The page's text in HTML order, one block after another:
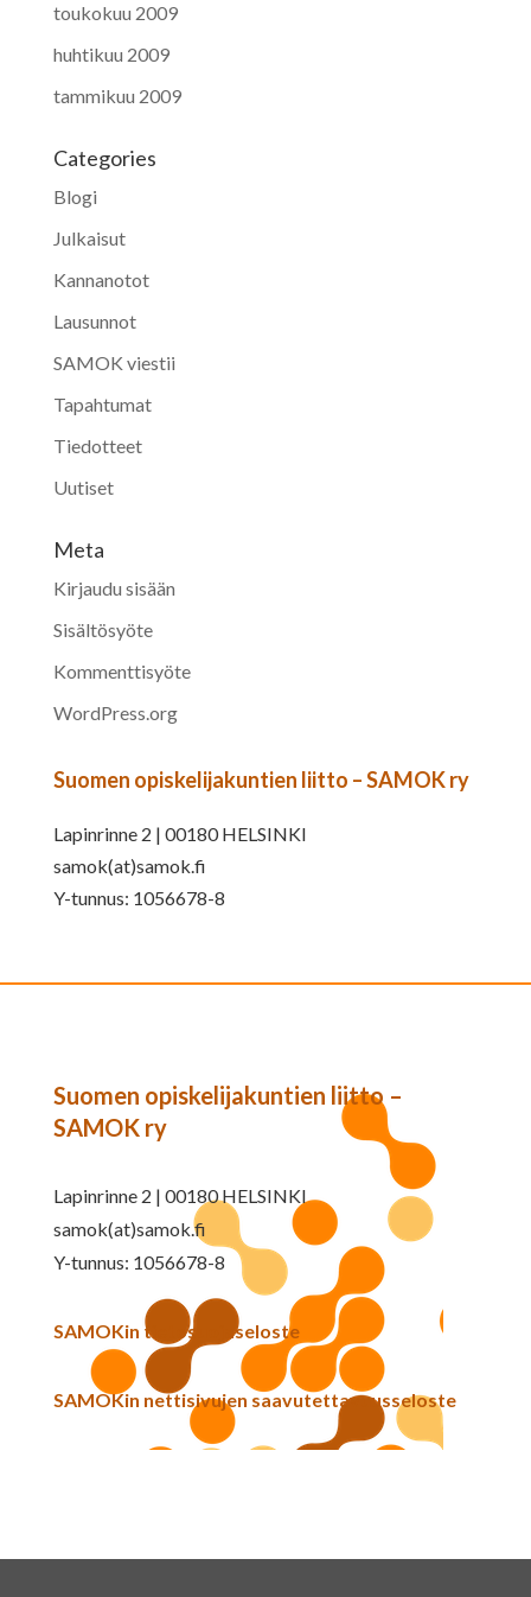
toukokuu 2009
huhtikuu 2009
tammikuu 2009
Categories
Blogi
Julkaisut
Kannanotot
Lausunnot
SAMOK viestii
Tapahtumat
Tiedotteet
Uutiset
Meta
Kirjaudu sisään
Sisältösyöte
Kommenttisyöte
WordPress.org
Suomen opiskelijakuntien liitto – SAMOK ry
Lapinrinne 2 | 00180 HELSINKI
samok(at)samok.fi
Y-tunnus: 1056678-8
Suomen opiskelijakuntien liitto –
SAMOK ry
Lapinrinne 2 | 00180 HELSINKI
samok(at)samok.fi
Y-tunnus: 1056678-8
SAMOKin tietosuojaseloste
SAMOKin nettisivujen saavutettavuusseloste